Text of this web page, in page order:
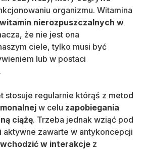
organizmu. Witamina
witamin nierozpuszczalnych w
że nie jest ona
ciele, tylko musi być
lub w postaci
stosuje regularnie którąś z metod
w celu zapobiegania
ciążę. Trzeba jednak wziąć pod
aktywne zawarte w antykoncepcji
wchodzić w interakcje z